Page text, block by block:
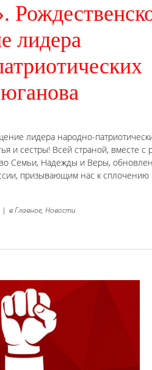
лидера
лидера народно-
и сестры! Всей страной, вместе
Семьи, Надежды и Веры,
призывающим нас к сплочению
| вГлавное, Новости